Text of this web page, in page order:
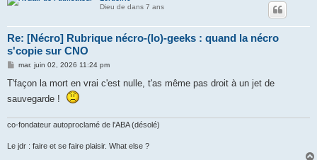
Dieu de dans 7 ans
Re: [Nécro] Rubrique nécro-(lo)-geeks : quand la nécro
s'copie sur CNO
M
s
a
mar. juin 02, 2026 11:24 pm
T'façon la mort en vrai c'est nulle, t'as même pas droit à un jet de
sauvegarde !
co-fondateur autoproclamé de l'ABA (désolé)
Le jdr : faire et se faire plaisir. What else ?